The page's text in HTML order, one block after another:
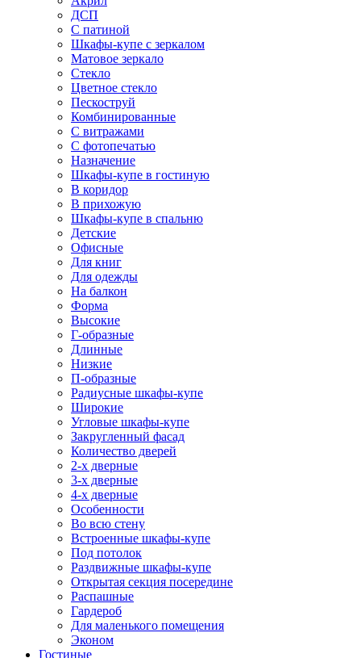
ДСП
С патиной
Шкафы-купе с зеркалом
Матовое зеркало
Стекло
Цветное стекло
Пескоструй
Комбинированные
С витражами
С фотопечатью
Назначение
Шкафы-купе в гостиную
В коридор
В прихожую
Шкафы-купе в спальню
Детские
Офисные
Для книг
Для одежды
На балкон
Форма
Высокие
Г-образные
Длинные
Низкие
П-образные
Радиусные шкафы-купе
Широкие
Угловые шкафы-купе
Закругленный фасад
Количество дверей
2-х дверные
3-х дверные
4-х дверные
Особенности
Во всю стену
Встроенные шкафы-купе
Под потолок
Раздвижные шкафы-купе
Открытая секция посередине
Распашные
Гардероб
Для маленького помещения
Эконом
Гостиные